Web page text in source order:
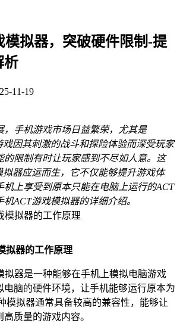
模拟器，突破硬件限制-提
析
11-19
，手机游戏市场日益繁荣，尤其是
戏因其刺激的战斗和探险体验而深受玩家
的限制有时让玩家感到不尽如人意。这
拟器应运而生，它不仅能够提升游戏体
机上享受到原本只能在电脑上运行的ACT
ACT游戏模拟器的详细介绍。
拟器的工作原理
拟器是一种能够在手机上模拟电脑游戏
电脑的硬件环境，让手机能够运行原本为
模拟器通常具备较高的兼容性，能够让
质量的游戏内容。